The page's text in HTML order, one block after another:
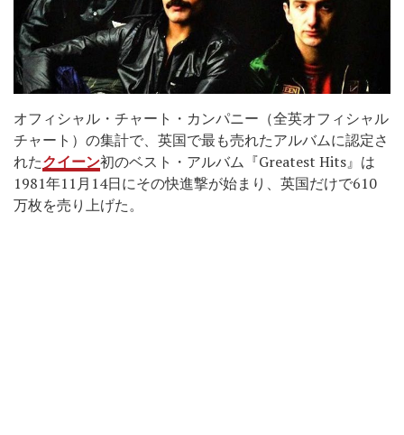
オフィシャル・チャート・カンパニー（全英オフィシャル
チャート）の集計で、英国で最も売れたアルバムに認定さ
れたクイーン初のベスト・アルバム『Greatest Hits』は
1981年11月14日にその快進撃が始まり、英国だけで610
万枚を売り上げた。